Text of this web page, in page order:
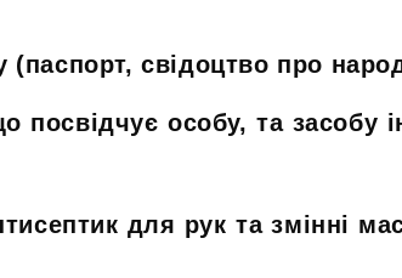
(паспорт, свідоцтво про
посвідчує особу, та засобу
для рук та змінні